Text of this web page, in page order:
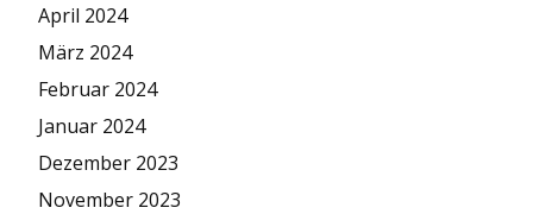
April 2024
März 2024
Februar 2024
Januar 2024
Dezember 2023
November 2023